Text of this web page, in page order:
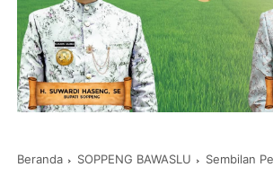
Beranda SOPPENG BAWASLU Sembilan Peserta